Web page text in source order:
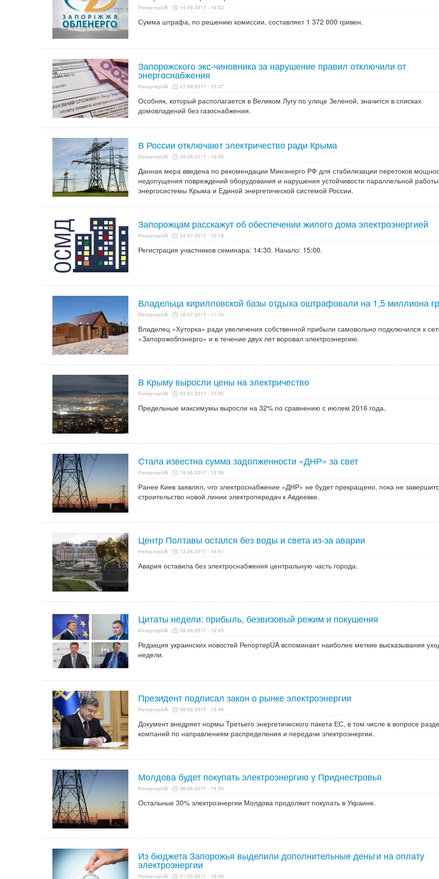
РепортерUA 14.09.2017 - 14:52
Сумма штрафа, по решению комиссии, составляет 1 372 000 гривен.
Запорожского экс-чиновника за нарушение правил отключили от
энергоснабжения
РепортерUA 07.09.2017 - 15:37
Особняк, который располагается в Великом Лугу по улице Зеленой, значится в списках
домовладений без газоснабжения.
В России отключают электричество ради Крыма
РепортерUA 09.08.2017 - 16:45
Данная мера введена по рекомендации Минэнерго РФ для стабилизации перетоков
недопущения повреждений оборудования и нарушения устойчивости параллельной работы
энергосистемы Крыма и Единой энергетической системой России.
Запорожцам расскажут об обеспечении жилого дома электроэнергией
РепортерUA 24.07.2017 - 12:18
Регистрация участников семинара: 14:30. Начало: 15:00.
Владельца кирилловской базы отдыха оштрафовали на 1,5 миллиона
РепортерUA 18.07.2017 - 11:16
Владелец «Хуторка» ради увеличения собственной прибыли самовольно подключился к
«Запорожоблэнерго» и в течение двух лет воровал электроэнергию.
В Крыму выросли цены на электричество
РепортерUA 03.07.2017 - 15:05
Предельные максимумы выросли на 32% по сравнению с июлем 2016 года,
Стала известна сумма задолженности «ДНР» за свет
РепортерUA 19.06.2017 - 13:58
Ранее Киев заявлял, что электроснабжение «ДНР» не будет прекращено, пока не
строительство новой линии электропередач к Авдеевке.
Центр Полтавы остался без воды и света из-за аварии
РепортерUA 13.06.2017 - 14:41
Авария оставила без электроснабжения центральную часть города.
Цитаты недели: прибыль, безвизовый режим и покушения
РепортерUA 09.06.2017 - 16:45
Редакция украинских новостей РепортерUA вспоминает наиболее меткие высказывания
недели.
Президент подписал закон о рынке электроэнергии
РепортерUA 08.06.2017 - 13:48
Документ внедряет нормы Третьего энергетического пакета ЕС, в том числе в вопросе
компаний по направлениям распределения и передачи электроэнергии.
Молдова будет покупать электроэнергию у Приднестровья
РепортерUA 06.06.2017 - 14:34
Остальные 30% электроэнергии Молдова продолжит покупать в Украине.
Из бюджета Запорожья выделили дополнительные деньги на оплату
электроэнергии
РепортерUA 31.05.2017 - 18:09